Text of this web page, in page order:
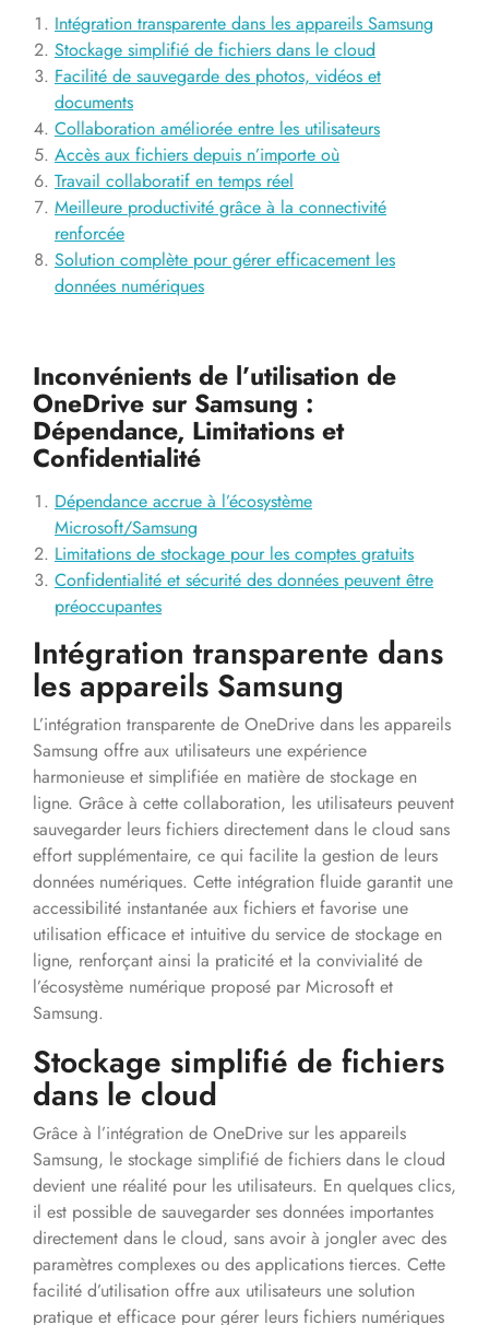
Intégration transparente dans les appareils Samsung
Stockage simplifié de fichiers dans le cloud
Facilité de sauvegarde des photos, vidéos et
documents
Collaboration améliorée entre les utilisateurs
Accès aux fichiers depuis n’importe où
Travail collaboratif en temps réel
Meilleure productivité grâce à la connectivité
renforcée
Solution complète pour gérer efficacement les
données numériques
Inconvénients de l’utilisation de
OneDrive sur Samsung :
Dépendance, Limitations et
Confidentialité
Dépendance accrue à l’écosystème
Microsoft/Samsung
Limitations de stockage pour les comptes gratuits
Confidentialité et sécurité des données peuvent être
préoccupantes
Intégration transparente dans
les appareils Samsung
L’intégration transparente de OneDrive dans les appareils
Samsung offre aux utilisateurs une expérience
harmonieuse et simplifiée en matière de stockage en
ligne. Grâce à cette collaboration, les utilisateurs peuvent
sauvegarder leurs fichiers directement dans le cloud sans
effort supplémentaire, ce qui facilite la gestion de leurs
données numériques. Cette intégration fluide garantit une
accessibilité instantanée aux fichiers et favorise une
utilisation efficace et intuitive du service de stockage en
ligne, renforçant ainsi la praticité et la convivialité de
l’écosystème numérique proposé par Microsoft et
Samsung.
Stockage simplifié de fichiers
dans le cloud
Grâce à l’intégration de OneDrive sur les appareils
Samsung, le stockage simplifié de fichiers dans le cloud
devient une réalité pour les utilisateurs. En quelques clics,
il est possible de sauvegarder ses données importantes
directement dans le cloud, sans avoir à jongler avec des
paramètres complexes ou des applications tierces. Cette
facilité d’utilisation offre aux utilisateurs une solution
pratique et efficace pour gérer leurs fichiers numériques